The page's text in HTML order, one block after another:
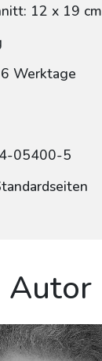
12 x 19 cm
Werktage
05400-5
Autor